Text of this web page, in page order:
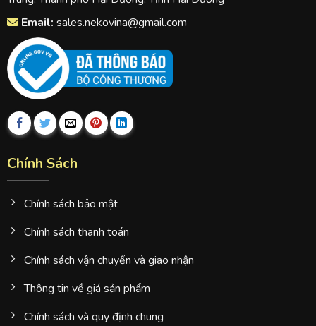
Email: sales.nekovina@gmail.com
Chính Sách
Chính sách bảo mật
Chính sách thanh toán
Chính sách vận chuyển và giao nhận
Thông tin về giá sản phẩm
Chính sách và quy định chung